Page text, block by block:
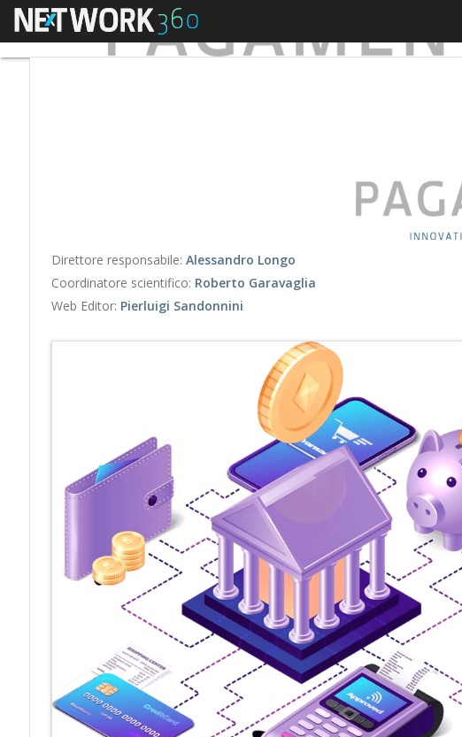
Menu
Direttore responsabile: Alessandro Longo
Coordinatore scientifico: Roberto Garavaglia
Web Editor: Pierluigi Sandonnini